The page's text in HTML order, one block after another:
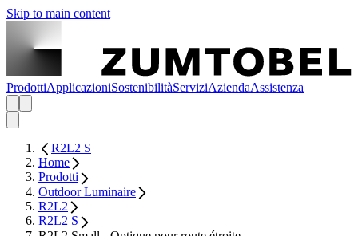
Skip to main content
ProdottiApplicazioniSostenibilitàServiziAziendaAssistenza
R2L2 S
Home
Prodotti
Outdoor Luminaire
R2L2
R2L2 S